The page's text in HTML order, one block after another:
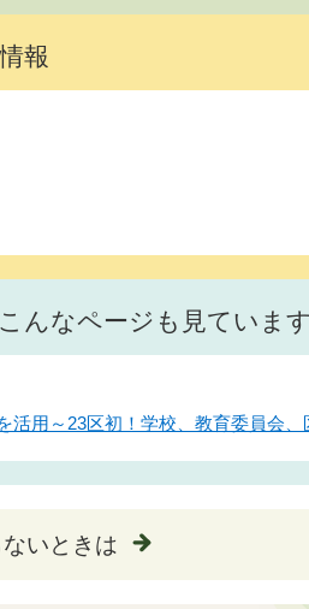
報
んなページも見ています
活用～23区初！学校、教育委員会
いときは